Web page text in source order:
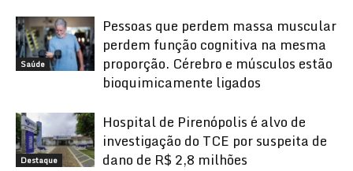
Saúde
Pessoas que perdem massa muscular
perdem função cognitiva na mesma
proporção. Cérebro e músculos estão
bioquimicamente ligados
Destaque
Hospital de Pirenópolis é alvo de
investigação do TCE por suspeita de
dano de R$ 2,8 milhões